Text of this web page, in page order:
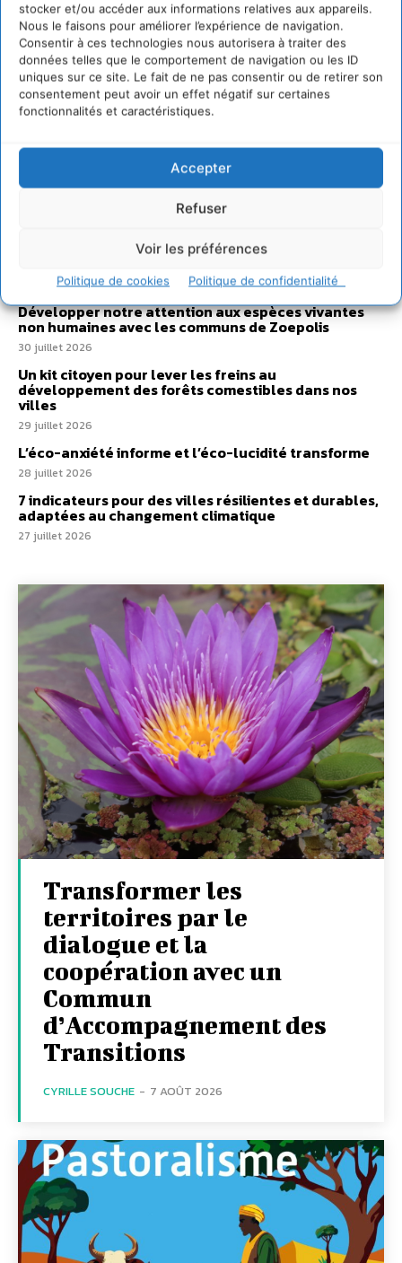
stocker et/ou accéder aux informations relatives aux appareils.
Nous le faisons pour améliorer l’expérience de navigation.
Consentir à ces technologies nous autorisera à traiter des
données telles que le comportement de navigation ou les ID
uniques sur ce site. Le fait de ne pas consentir ou de retirer son
consentement peut avoir un effet négatif sur certaines
fonctionnalités et caractéristiques.
Accepter
Refuser
Voir les préférences
Politique de cookies Politique de confidentialité
Sur Cdurable
Comment le sol français a perdu sa mémoire
2 août 2026
Développer notre attention aux espèces vivantes
non humaines avec les communs de Zoepolis
30 juillet 2026
Un kit citoyen pour lever les freins au
développement des forêts comestibles dans nos
villes
29 juillet 2026
L’éco-anxiété informe et l’éco-lucidité transforme
28 juillet 2026
7 indicateurs pour des villes résilientes et durables,
adaptées au changement climatique
27 juillet 2026
Transformer les
territoires par le
dialogue et la
coopération avec un
Commun
d’Accompagnement des
Transitions
CYRILLE SOUCHE - 7 AOÛT 2026